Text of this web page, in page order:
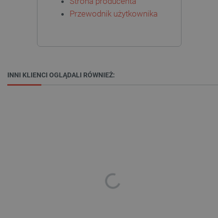
Przewodnik użytkownika
INNI KLIENCI OGLĄDALI RÓWNIEŻ:
PrestaShop-[abcdef0123456789]{32}
_lb .botland.com.pl
VISITOR_PRIVACY_METADATA